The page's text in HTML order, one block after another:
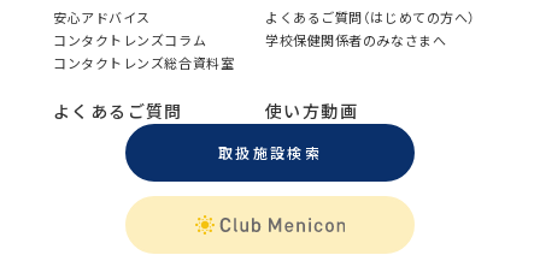
安心アドバイス
よくあるご質問（はじめての方へ）
コンタクトレンズコラム
学校保健関係者のみなさまへ
コンタクトレンズ総合資料室
よくあるご質問 使い方動画
取扱施設検索